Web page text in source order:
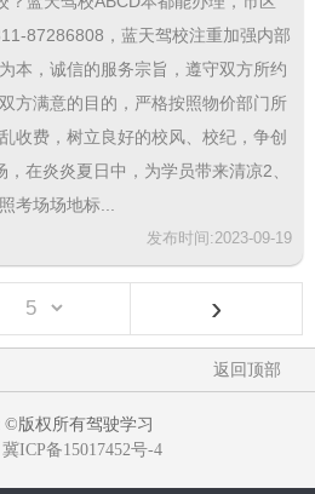
87286808，蓝天驾校注重加强内部
本，诚信的服务宗旨，遵守双方所约
方满意的目的，严格按照物价部门所
收费，树立良好的校风、校纪，争创
在炎炎夏日中，为学员带来清凉2、
考场场地标...
发布时间:2023-09-19
›
返回顶部
版权所有驾驶学习
ICP备15017452号-4